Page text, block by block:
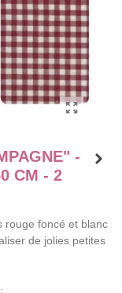
-
CM - 2
rouge foncé et blanc
de jolies petites